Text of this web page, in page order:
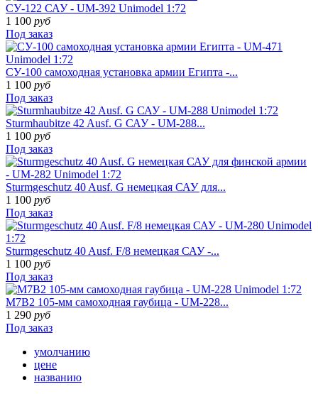
СУ-122 САУ - UM-392 Unimodel 1:72
1 100 руб
Под заказ
СУ-100 самоходная установка армии Египта -...
1 100 руб
Под заказ
Sturmhaubitze 42 Ausf. G САУ - UM-288...
1 100 руб
Под заказ
Sturmgeschutz 40 Ausf. G немецкая САУ для...
1 100 руб
Под заказ
Sturmgeschutz 40 Ausf. F/8 немецкая САУ -...
1 100 руб
Под заказ
M7B2 105-мм самоходная гаубица - UM-228...
1 290 руб
Под заказ
умолчанию
цене
названию